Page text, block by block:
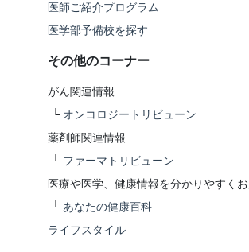
医師ご紹介プログラム
医学部予備校を探す
その他のコーナー
がん関連情報
└ オンコロジートリビューン
薬剤師関連情報
└ ファーマトリビューン
医療や医学、健康情報を分かりやすく
└ あなたの健康百科
ライフスタイル